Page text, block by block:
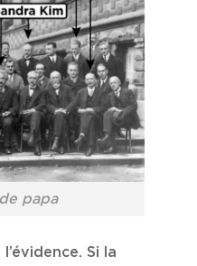
papa
Si la